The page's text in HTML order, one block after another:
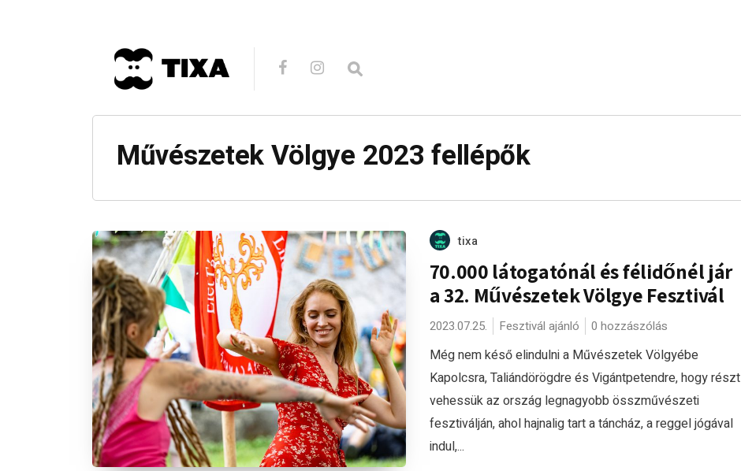
Művészetek Völgye 2023 fellépők
tixa
70.000 látogatónál és félidőnél jár
a 32. Művészetek Völgye Fesztivál
2023.07.25. Fesztivál ajánló 0 hozzászólás
Még nem késő elindulni a Művészetek Völgyébe
Kapolcsra, Taliándörögdre és Vigántpetendre, hogy részt
vehessük az ország legnagyobb összművészeti
fesztiválján, ahol hajnalig tart a táncház, a reggel jógával
indul,...